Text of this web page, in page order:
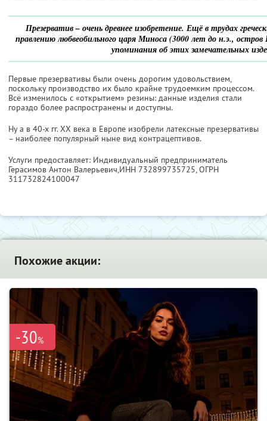
Презерватив – очень древнее изобретение. Ещё в трудах
правлению любвеобильного царя Миноса (3000 лет до н.э.,
упоминания об этих замечательных
Первые презервативы были очень дорогим удовольствием,
поскольку производство их было крайне трудоемким процессом.
Всё изменилось с «открытием» резины: данные изделия стали
гораздо более распространены и доступны.
Ну а в 40-х гг. ХХ века в Европе изобрели латексные презервативы
– наиболее популярный ныне вид контрацептивов.
Услуги предоставляет: Индивидуальный предприниматель
Герасимов Антон Валерьевич,ИНН 732899735725, ОГРН
311732824100047
Похожие акции:
-30%